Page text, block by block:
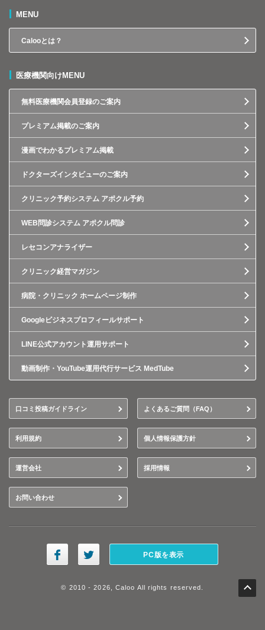
MENU
Calooとは？
医療機関向けMENU
無料医療機関会員登録のご案内
プレミアム掲載のご案内
漫画でわかるプレミアム掲載
ドクターズインタビューのご案内
クリニック予約システム アポクル予約
WEB問診システム アポクル問診
レセコンアナライザー
クリニック経営マガジン
病院・クリニック ホームページ制作
Googleビジネスプロフィールサポート
LINE公式アカウント運用サポート
動画制作・YouTube運用代行サービス MedTube
口コミ投稿ガイドライン よくあるご質問（FAQ）
利用規約 個人情報保護方針
運営会社 採用情報
お問い合わせ
PC版を表示
© 2010 - 2026, Caloo All rights reserved.